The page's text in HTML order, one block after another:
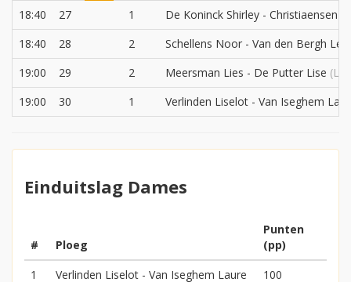
18:40
27 1
De Koninck Shirley - Christiaensen
18:40
28 2
Schellens Noor - Van den Bergh
19:00
29 2 Meersman Lies - De Putter Lise
19:00
30 1 Verlinden Liselot - Van Iseghem
Einduitslag Dames
# Ploeg
Punten
(pp)
1
Verlinden Liselot - Van Iseghem Laure
100